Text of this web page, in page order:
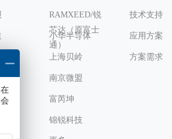
RAMXEED/锐
芯达（原富士
通）
小华半导体
上海贝岭
南京微盟
富芮坤
锦锐科技
技术支持
应用方案
方案需求